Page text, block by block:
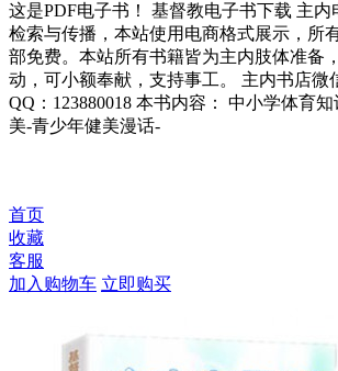
这是PDF电子书！ 基督教电子书下载 主内
检索与传播，本站使用电商格式展示，所
部免费。本站所有书籍皆为主内肢体准备
动，可小额奉献，支持事工。 主内书店微
QQ：123880018 本书内容： 中小学体育
美-青少年健美漫话-
首页
收藏
客服
加入购物车 立即购买